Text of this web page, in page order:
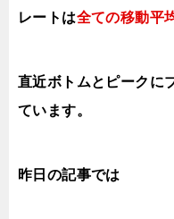
レートは全ての移動平
直近ボトムとピークに
ています。
昨日の記事では